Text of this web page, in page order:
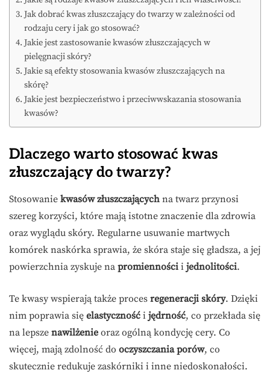
Jak dobrać kwas złuszczający do twarzy w zależności od
rodzaju cery i jak go stosować?
Jakie jest zastosowanie kwasów złuszczających w
pielęgnacji skóry?
Jakie są efekty stosowania kwasów złuszczających na
skórę?
Jakie jest bezpieczeństwo i przeciwwskazania stosowania
kwasów?
Dlaczego warto stosować kwas
złuszczający do twarzy?
Stosowanie kwasów złuszczających na twarz przynosi
szereg korzyści, które mają istotne znaczenie dla zdrowia
oraz wyglądu skóry. Regularne usuwanie martwych
komórek naskórka sprawia, że skóra staje się gładsza, a jej
powierzchnia zyskuje na promienności i jednolitości.
Te kwasy wspierają także proces regeneracji skóry. Dzięki
nim poprawia się elastyczność i jędrność, co przekłada się
na lepsze nawilżenie oraz ogólną kondycję cery. Co
więcej, mają zdolność do oczyszczania porów, co
skutecznie redukuje zaskórniki i inne niedoskonałości.